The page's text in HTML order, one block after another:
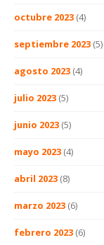
octubre 2023 (4)
septiembre 2023 (5)
agosto 2023 (4)
julio 2023 (5)
junio 2023 (5)
mayo 2023 (4)
abril 2023 (8)
marzo 2023 (6)
febrero 2023 (6)